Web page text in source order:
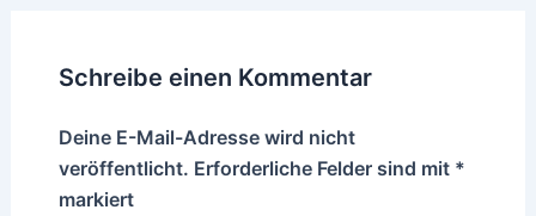
Schreibe einen Kommentar
Deine E-Mail-Adresse wird nicht
veröffentlicht. Erforderliche Felder sind mit *
markiert